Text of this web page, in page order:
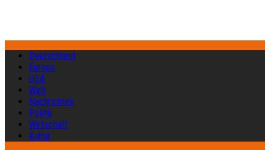
Deutschland
Europa
USA
Welt
Nachrichten
Politik
Wirtschaft
Kultur